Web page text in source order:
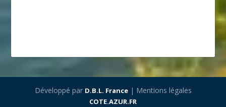
Développé par D.B.L. France| Mentions légales
COTE.AZUR.FR